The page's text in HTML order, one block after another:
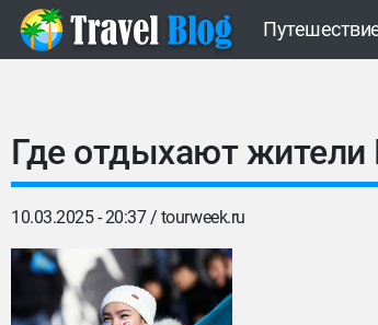
Где отдыхают жители
10.03.2025 - 20:37 / tourweek.ru